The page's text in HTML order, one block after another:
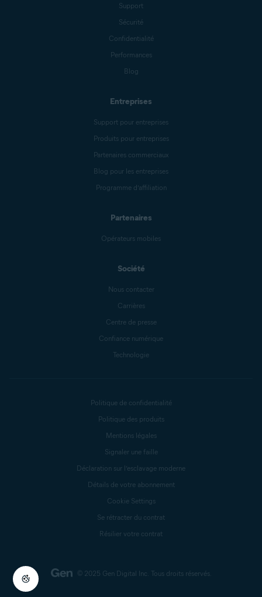
Support
Sécurité
Confidentialité
Performances
Blog
Entreprises
Support pour entreprises
Produits pour entreprises
Partenaires commerciaux
Blog pour les entreprises
Programme d’affiliation
Partenaires
Opérateurs mobiles
Société
Nous contacter
Carrières
Centre de presse
Confiance numérique
Technologie
© 2025 Gen Digital Inc. Tous droits réservés.
Politique de confidentialité
Politique des produits
Mentions légales
Signaler une faille
Déclaration sur l’esclavage moderne
Détails de votre abonnement
Cookie Settings
Se rétracter du contrat
Résilier votre contrat